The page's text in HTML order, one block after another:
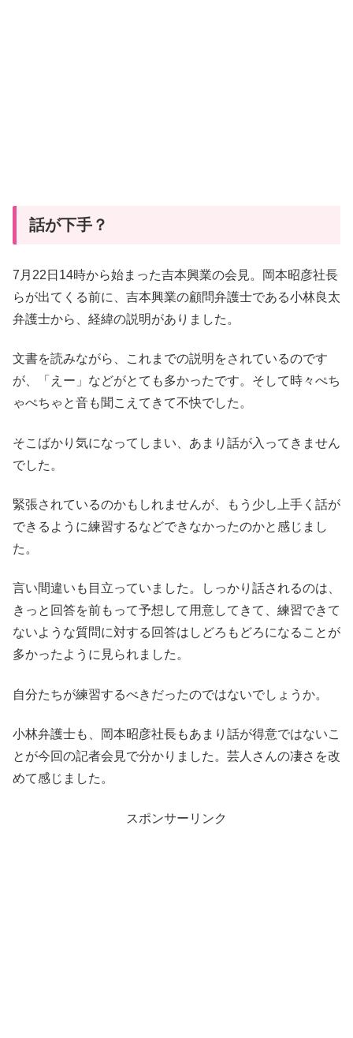
話が下手？
7月22日14時から始まった吉本興業の会見。岡本昭彦社長
らが出てくる前に、吉本興業の顧問弁護士である小林良太
弁護士から、経緯の説明がありました。
文書を読みながら、これまでの説明をされているのです
が、「えー」などがとても多かったです。そして時々ぺち
ゃぺちゃと音も聞こえてきて不快でした。
そこばかり気になってしまい、あまり話が入ってきません
でした。
緊張されているのかもしれませんが、もう少し上手く話が
できるように練習するなどできなかったのかと感じまし
た。
言い間違いも目立っていました。しっかり話されるのは、
きっと回答を前もって予想して用意してきて、練習できて
ないような質問に対する回答はしどろもどろになることが
多かったように見られました。
自分たちが練習するべきだったのではないでしょうか。
小林弁護士も、岡本昭彦社長もあまり話が得意ではないこ
とが今回の記者会見で分かりました。芸人さんの凄さを改
めて感じました。
スポンサーリンク